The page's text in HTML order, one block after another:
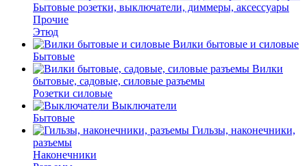
Бытовые розетки, выключатели, диммеры, аксессуары
Прочие
Этюд
Вилки бытовые и силовые
Бытовые
Вилки
бытовые, садовые, силовые разъемы
Розетки силовые
Выключатели
Бытовые
Гильзы, наконечники,
разъемы
Наконечники